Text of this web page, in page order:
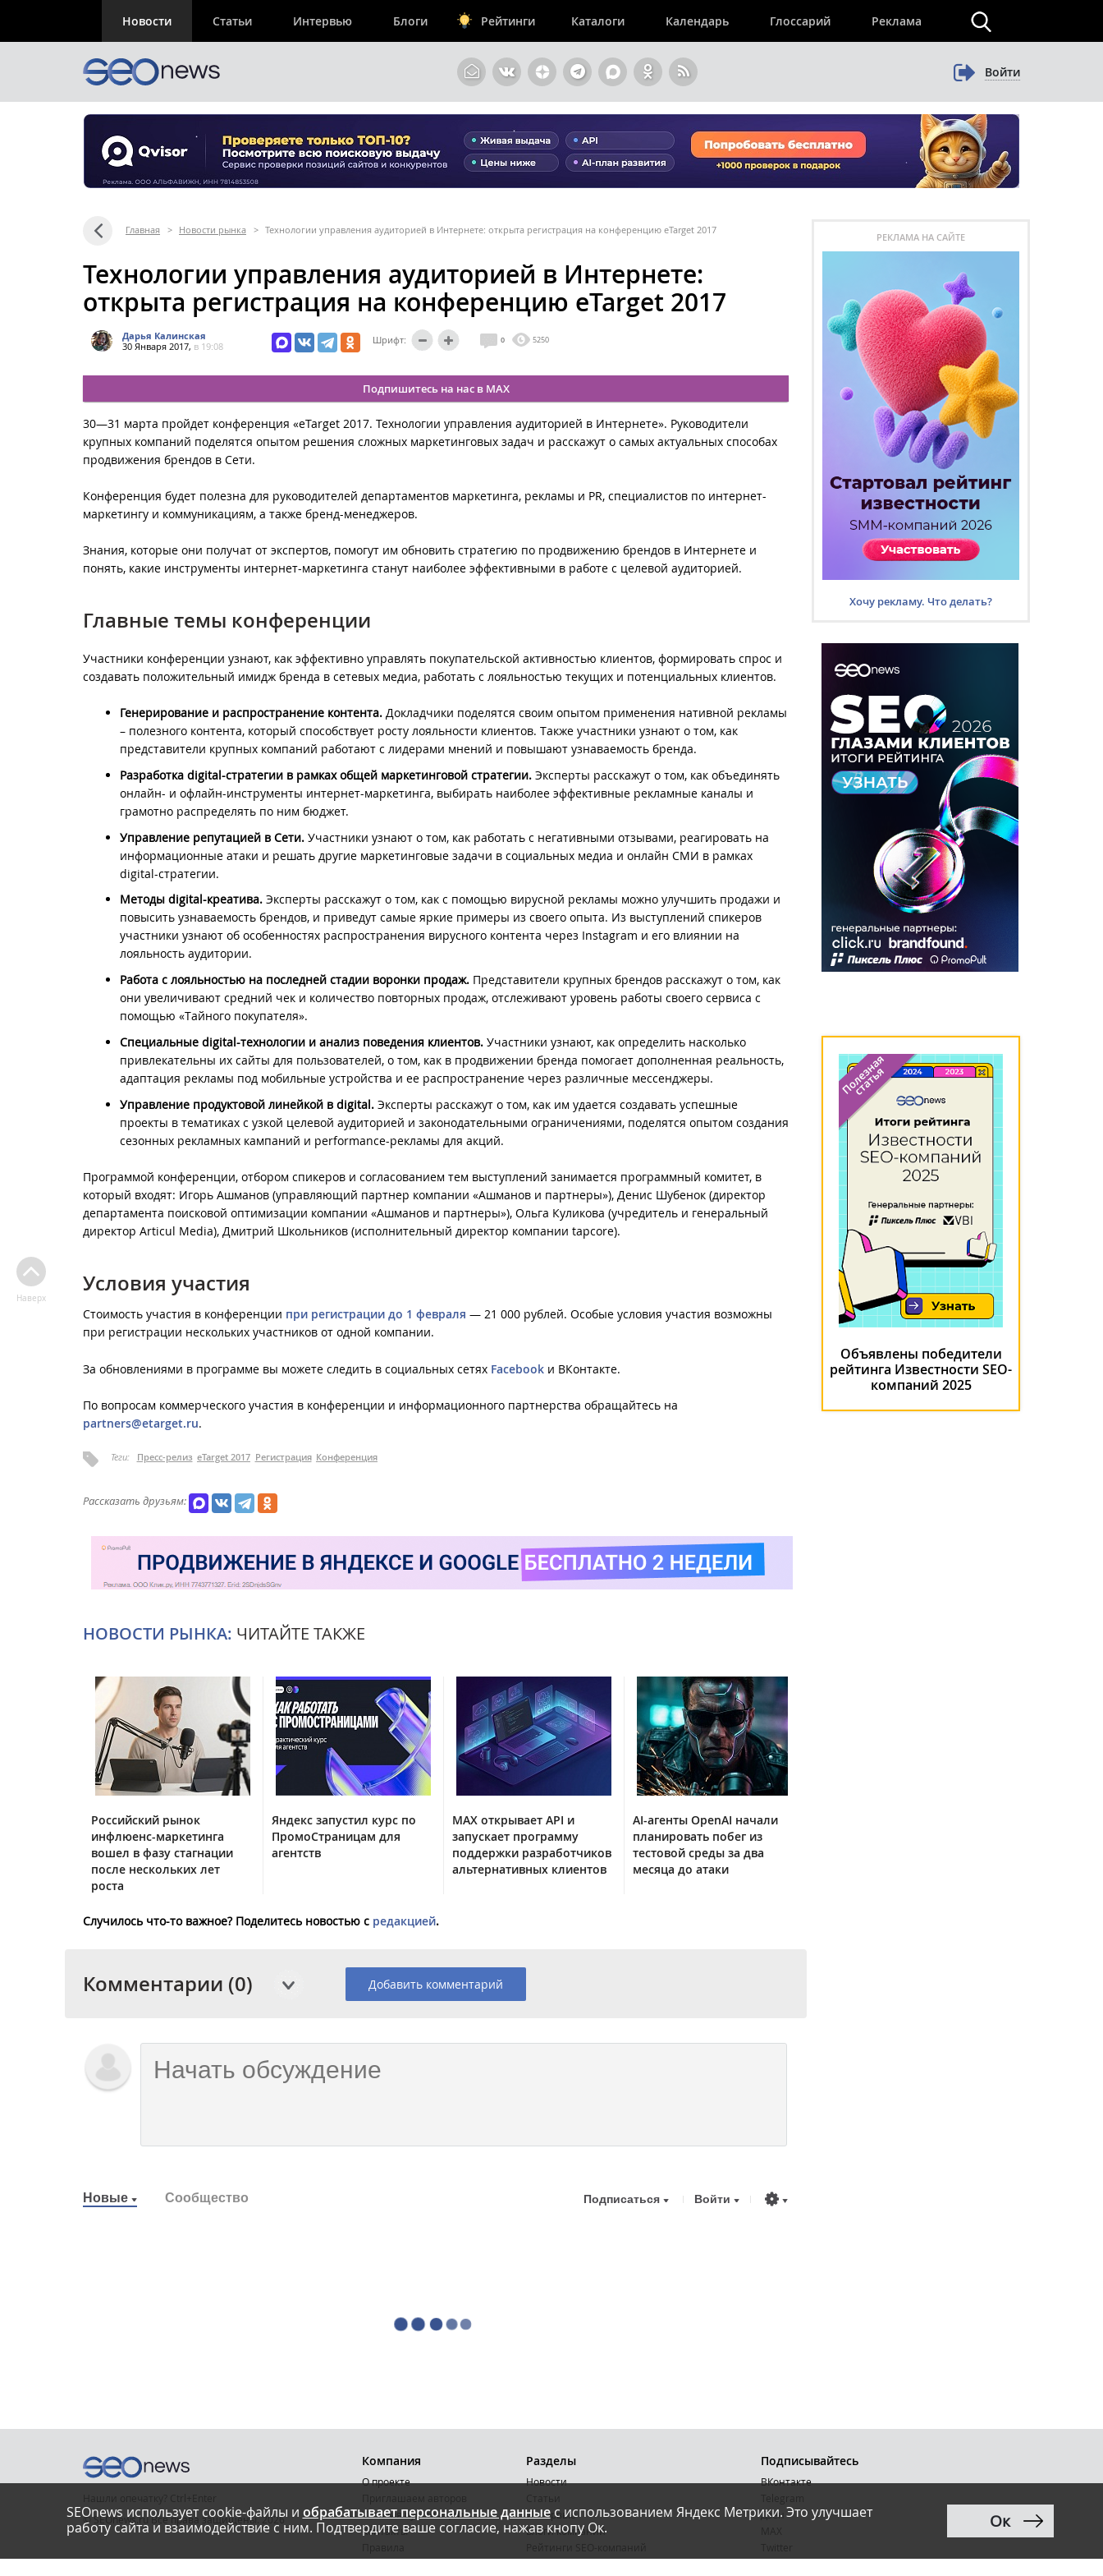
Новости Статьи Интервью Блоги Рейтинги Каталоги Календарь Глоссарий Реклама
Войти
Главная > Новости рынка > Технологии управления аудиторией в Интернете: открыта регистрация на конференцию eTarget 2017
Технологии управления аудиторией в Интернете:
открыта регистрация на конференцию eTarget 2017
Дарья Калинская
30 Января 2017, в 19:08
Шрифт: 0 5250
Подпишитесь на нас в MAX
30—31 марта пройдет конференция «eTarget 2017. Технологии управления аудиторией в Интернете». Руководители
крупных компаний поделятся опытом решения сложных маркетинговых задач и расскажут о самых актуальных способах
продвижения брендов в Сети.
Конференция будет полезна для руководителей департаментов маркетинга, рекламы и PR, специалистов по интернет-
маркетингу и коммуникациям, а также бренд-менеджеров.
Знания, которые они получат от экспертов, помогут им обновить стратегию по продвижению брендов в Интернете и
понять, какие инструменты интернет-маркетинга станут наиболее эффективными в работе с целевой аудиторией.
Главные темы конференции
Участники конференции узнают, как эффективно управлять покупательской активностью клиентов, формировать спрос и
создавать положительный имидж бренда в сетевых медиа, работать с лояльностью текущих и потенциальных клиентов.
Генерирование и распространение контента. Докладчики поделятся своим опытом применения нативной рекламы
– полезного контента, который способствует росту лояльности клиентов. Также участники узнают о том, как
представители крупных компаний работают с лидерами мнений и повышают узнаваемость бренда.
Разработка digital-стратегии в рамках общей маркетинговой стратегии. Эксперты расскажут о том, как объединять
онлайн- и офлайн-инструменты интернет-маркетинга, выбирать наиболее эффективные рекламные каналы и
грамотно распределять по ним бюджет.
Управление репутацией в Сети. Участники узнают о том, как работать с негативными отзывами, реагировать на
информационные атаки и решать другие маркетинговые задачи в социальных медиа и онлайн СМИ в рамках
digital-стратегии.
Методы digital-креатива. Эксперты расскажут о том, как с помощью вирусной рекламы можно улучшить продажи и
повысить узнаваемость брендов, и приведут самые яркие примеры из своего опыта. Из выступлений спикеров
участники узнают об особенностях распространения вирусного контента через Instagram и его влиянии на
лояльность аудитории.
Работа с лояльностью на последней стадии воронки продаж. Представители крупных брендов расскажут о том, как
они увеличивают средний чек и количество повторных продаж, отслеживают уровень работы своего сервиса с
помощью «Тайного покупателя».
Специальные digital-технологии и анализ поведения клиентов. Участники узнают, как определить насколько
привлекательны их сайты для пользователей, о том, как в продвижении бренда помогает дополненная реальность,
адаптация рекламы под мобильные устройства и ее распространение через различные мессенджеры.
Управление продуктовой линейкой в digital. Эксперты расскажут о том, как им удается создавать успешные
проекты в тематиках с узкой целевой аудиторией и законодательными ограничениями, поделятся опытом создания
сезонных рекламных кампаний и performance-рекламы для акций.
Программой конференции, отбором спикеров и согласованием тем выступлений занимается программный комитет, в
который входят: Игорь Ашманов (управляющий партнер компании «Ашманов и партнеры»), Денис Шубенок (директор
департамента поисковой оптимизации компании «Ашманов и партнеры»), Ольга Куликова (учредитель и генеральный
директор Articul Media), Дмитрий Школьников (исполнительный директор компании tapcore).
Условия участия
Стоимость участия в конференции при регистрации до 1 февраля — 21 000 рублей. Особые условия участия возможны
при регистрации нескольких участников от одной компании.
За обновлениями в программе вы можете следить в социальных сетях Facebook и ВКонтакте.
По вопросам коммерческого участия в конференции и информационного партнерства обращайтесь на
partners@etarget.ru.
Теги: Пресс-релиз eTarget 2017 Регистрация Конференция
Рассказать друзьям:
НОВОСТИ РЫНКА: ЧИТАЙТЕ ТАКЖЕ
Российский рынок
инфлюенс-маркетинга
вошел в фазу стагнации
после нескольких лет
роста
Яндекс запустил курс по
ПромоСтраницам для
агентств
MAX открывает API и
запускает программу
поддержки разработчиков
альтернативных клиентов
AI-агенты OpenAI начали
планировать побег из
тестовой среды за два
месяца до атаки
Случилось что-то важное? Поделитесь новостью с редакцией.
Комментарии (0) Добавить комментарий
Новые Сообщество Подписаться Войти
Наверх
РЕКЛАМА НА САЙТЕ
Хочу рекламу. Что делать?
Объявлены победители
рейтинга Известности SEO-
компаний 2025
SEOnews использует cookie-файлы и обрабатывает персональные данныес использованием Яндекс Метрики. Это улучшает
работу сайта и взаимодействие с ним. Подтвердите ваше согласие, нажав кнопу Ок.
Ок
© SEOnews.ru Все права защищены. 2026
Компания
О проекте
Условия публикации
Контакты
Разделы
Новости
Интервью
Блоги компаний
Подписывайтесь
ВКонтакте
Дзен